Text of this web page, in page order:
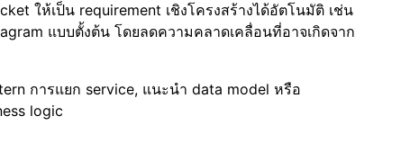
ให้เป็น requirement เชิงโครงสร้างได้อัตโนมัติ เช่น
แบบตั้งต้น โดยลดความคลาดเคลื่อนที่อาจเกิดจาก
การแยก service, แนะนำ data model หรือ
logic